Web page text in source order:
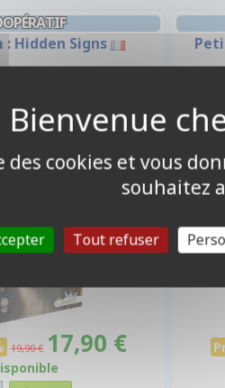
Hidden Signs
19,90 € 17,90 €
des cookies et vous
souhaitez
Tout refuser